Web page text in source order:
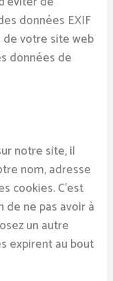
données EXIF
de votre site web
données de
notre site, il
nom, adresse
cookies. C’est
ne pas avoir à
un autre
expirent au bout